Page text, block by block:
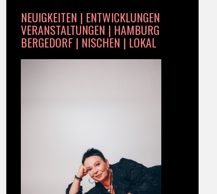
NEUIGKEITEN | ENTWICKLUNGEN
VERANSTALTUNGEN | HAMBURG
BERGEDORF | NISCHEN | LOKAL